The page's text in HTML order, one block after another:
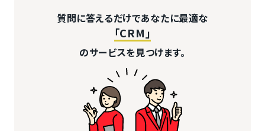
質問に答えるだけであなたに最適な
「CRM」
のサービスを見つけます。